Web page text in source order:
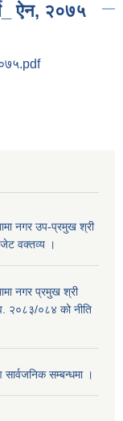
ऐन, २०७५
नगर उप-प्रमुख श्री
वक्तव्य ।
नगर प्रमुख श्री
२०८३/०८४ को नीति
सम्बन्धमा ।